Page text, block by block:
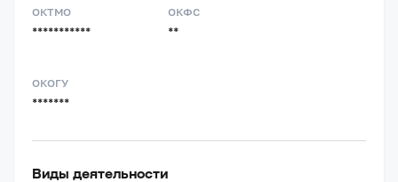
ОКТМО
***********
ОКФС
**
ОКОГУ
*******
Виды деятельности